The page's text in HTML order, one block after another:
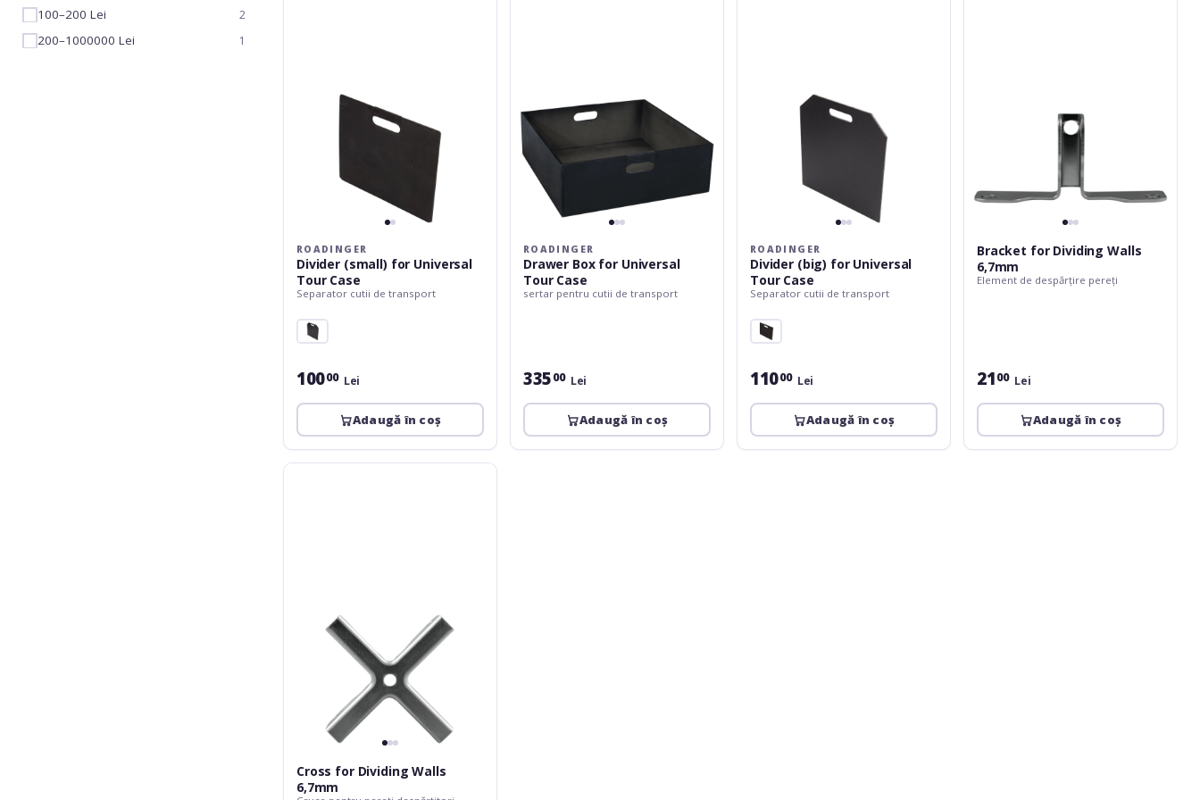
100–200 Lei 2
200–1000000 Lei 1
ROADINGER
Divider (small) for Universal
Tour Case
Separator cutii de transport
10000 Lei
Adaugă în coș
ROADINGER
Drawer Box for Universal
Tour Case
sertar pentru cutii de transport
33500 Lei
Adaugă în coș
ROADINGER
Divider (big) for Universal
Tour Case
Separator cutii de transport
11000 Lei
Adaugă în coș
Bracket for Dividing Walls
6,7mm
Element de despărțire pereți
2100 Lei
Adaugă în coș
Cross
Cross for Dividing Walls
6,7mm